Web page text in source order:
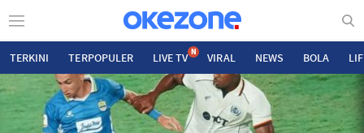
TERKINI TERPOPULER LIVE TV N VIRAL NEWS BOLA